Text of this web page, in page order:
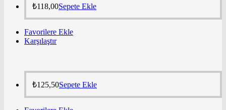
₺118,00Sepete Ekle
Favorilere Ekle
Karşılaştır
₺125,50Sepete Ekle